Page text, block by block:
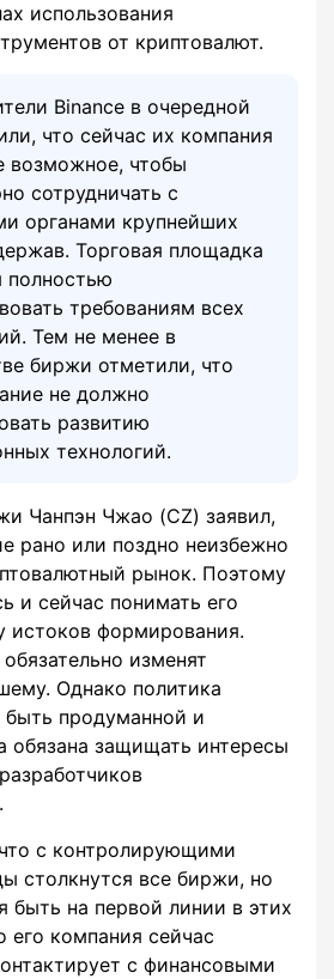
использования
от криптовалют.
Binance в очередной
что сейчас их компания
возможное, чтобы
сотрудничать с
органами крупнейших
Торговая площадка
полностью
требованиям всех
Тем не менее в
биржи отметили, что
не должно
развитию
технологий.
Чанпэн Чжао (CZ) заявил,
рано или поздно неизбежно
рынок. Поэтому
и сейчас понимать его
истоков формирования.
изменят
Однако политика
продуманной и
обязана защищать интересы
с контролирующими
столкнутся все биржи, но
быть на первой линии в этих
его компания сейчас
с финансовыми